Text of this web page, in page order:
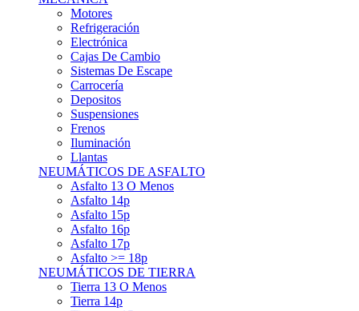
Refrigeración
Electrónica
Cajas De Cambio
Sistemas De Escape
Carrocería
Depositos
Suspensiones
Frenos
Iluminación
Llantas
NEUMÁTICOS DE ASFALTO
Asfalto 13 O Menos
Asfalto 14p
Asfalto 15p
Asfalto 16p
Asfalto 17p
Asfalto >= 18p
NEUMÁTICOS DE TIERRA
Tierra 13 O Menos
Tierra 14p
Tierra >= 15p